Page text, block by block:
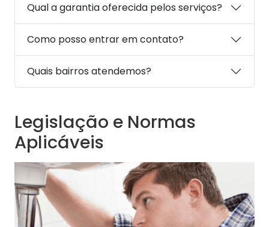
Qual a garantia oferecida pelos serviços?
Como posso entrar em contato?
Quais bairros atendemos?
Legislação e Normas
Aplicáveis